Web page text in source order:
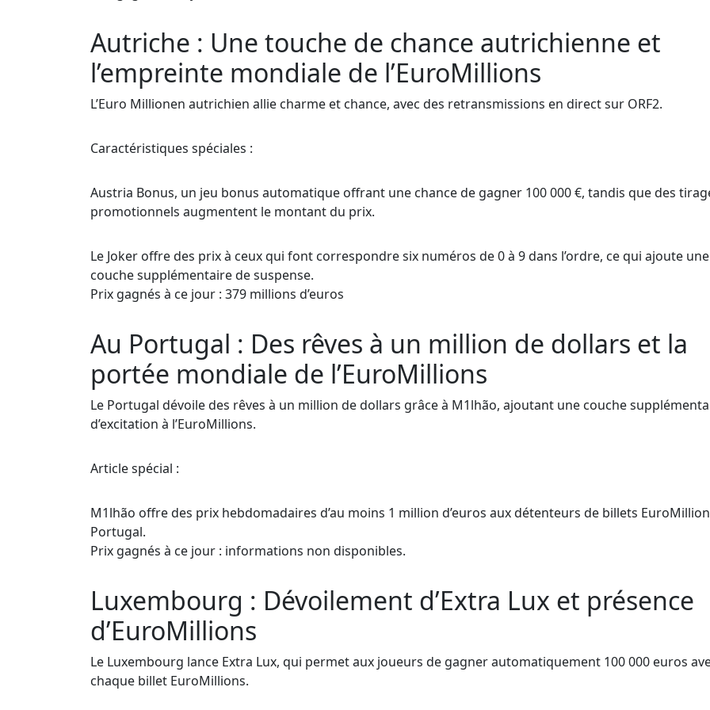
Autriche : Une touche de chance autrichienne et
l’empreinte mondiale de l’EuroMillions
L’Euro Millionen autrichien allie charme et chance, avec des retransmissions en direct sur ORF2.
Caractéristiques spéciales :
Austria Bonus, un jeu bonus automatique offrant une chance de gagner 100 000 €, tandis que des
promotionnels augmentent le montant du prix.
Le Joker offre des prix à ceux qui font correspondre six numéros de 0 à 9 dans l’ordre, ce qui ajoute une
couche supplémentaire de suspense.
Prix gagnés à ce jour : 379 millions d’euros
Au Portugal : Des rêves à un million de dollars et la
portée mondiale de l’EuroMillions
Le Portugal dévoile des rêves à un million de dollars grâce à M1lhão, ajoutant une couche
d’excitation à l’EuroMillions.
Article spécial :
M1lhão offre des prix hebdomadaires d’au moins 1 million d’euros aux détenteurs de billets
Portugal.
Prix gagnés à ce jour : informations non disponibles.
Luxembourg : Dévoilement d’Extra Lux et présence
d’EuroMillions
Le Luxembourg lance Extra Lux, qui permet aux joueurs de gagner automatiquement 100 000 euros
chaque billet EuroMillions.